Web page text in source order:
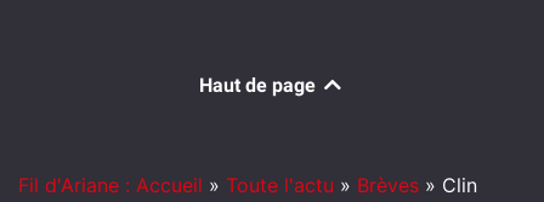
Haut de page
Fil d'Ariane : Accueil » Toute l'actu » Brèves » Clin